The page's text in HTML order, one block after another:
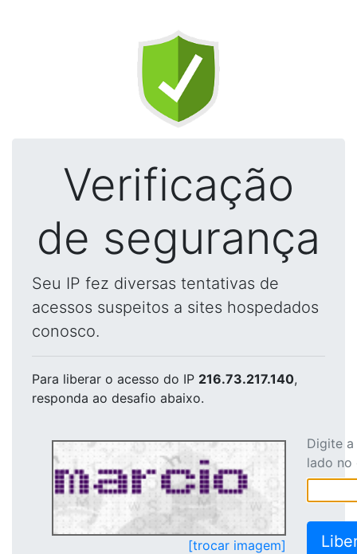
Verificação
de segurança
Seu IP fez diversas tentativas de
acessos suspeitos a sites hospedados
conosco.
Para liberar o acesso do IP 216.73.217.140,
responda ao desafio abaixo.
[trocar imagem]
Digite
lado no